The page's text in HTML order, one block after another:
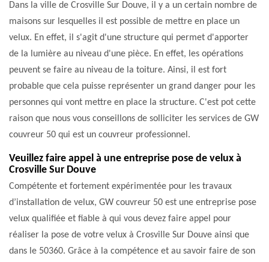
Dans la ville de Crosville Sur Douve, il y a un certain nombre de
maisons sur lesquelles il est possible de mettre en place un
velux. En effet, il s'agit d'une structure qui permet d'apporter
de la lumière au niveau d'une pièce. En effet, les opérations
peuvent se faire au niveau de la toiture. Ainsi, il est fort
probable que cela puisse représenter un grand danger pour les
personnes qui vont mettre en place la structure. C'est pot cette
raison que nous vous conseillons de solliciter les services de GW
couvreur 50 qui est un couvreur professionnel.
Veuillez faire appel à une entreprise pose de velux à
Crosville Sur Douve
Compétente et fortement expérimentée pour les travaux
d’installation de velux, GW couvreur 50 est une entreprise pose
velux qualifiée et fiable à qui vous devez faire appel pour
réaliser la pose de votre velux à Crosville Sur Douve ainsi que
dans le 50360. Grâce à la compétence et au savoir faire de son